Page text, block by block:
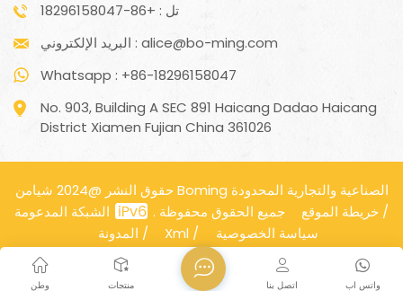
تل : +86-18296158047
البريد الإلكتروني : alice@bo-ming.com
Whatsapp : +86-18296158047
No. 903, Building A SEC 891 Haicang Dadao Haicang
District Xiamen Fujian China 361026
حقوق النشر @2024 شيامن Boming الصناعية والتجارية المحدودة
جميع الحقوق محفوظة .
خريطة الموقع /
المدونة / Xml / سياسة الخصوصية
وطن منتجات واتس اب اتصل بنا